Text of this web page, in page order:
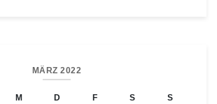
MÄRZ 2022
M D F S S